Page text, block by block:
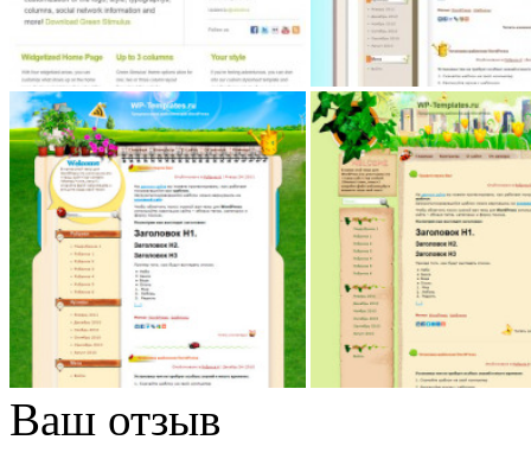
Ваш отзыв